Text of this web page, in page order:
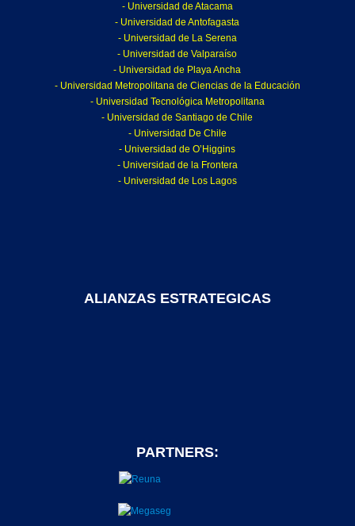
- Universidad de Atacama
- Universidad de Antofagasta
- Universidad de La Serena
- Universidad de Valparaíso
- Universidad de Playa Ancha
- Universidad Metropolitana de Ciencias de la Educación
- Universidad Tecnológica Metropolitana
- Universidad de Santiago de Chile
- Universidad De Chile
- Universidad de O’Higgins
- Universidad de la Frontera
- Universidad de Los Lagos
ALIANZAS ESTRATEGICAS
PARTNERS: